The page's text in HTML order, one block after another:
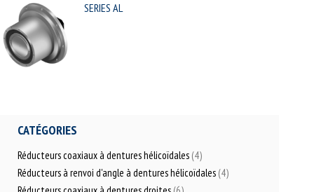
SERIES AL
CATÉGORIES
Réducteurs coaxiaux à dentures hélicoïdales (4)
Réducteurs à renvoi d'angle à dentures hélicoïdales (4)